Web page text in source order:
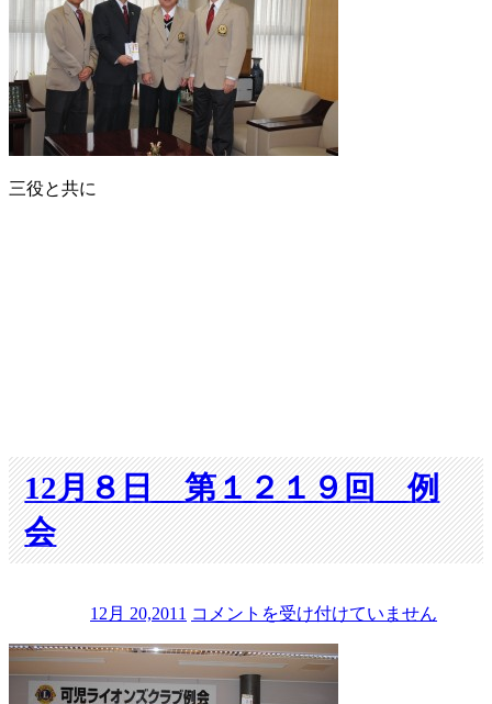
議
会
へ
歳
末
助
け
三役と共に
12月８日 第１２１９回 例
会
12月 20,2011 12
８
日
コメントを受け付けていません